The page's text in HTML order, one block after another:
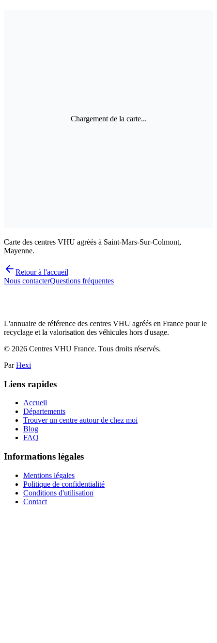
Chargement de la carte...
Carte des centres VHU agréés à Saint-Mars-Sur-Colmont,
Mayenne.
Retour à l'accueil
Nous contacterQuestions fréquentes
L'annuaire de référence des centres VHU agréés en France pour le
recyclage et la valorisation des véhicules hors d'usage.
© 2026 Centres VHU France. Tous droits réservés.
Par Hexi
Liens rapides
Accueil
Départements
Trouver un centre autour de chez moi
Blog
FAQ
Informations légales
Mentions légales
Politique de confidentialité
Conditions d'utilisation
Contact